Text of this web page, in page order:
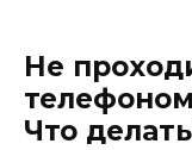
Не
Что